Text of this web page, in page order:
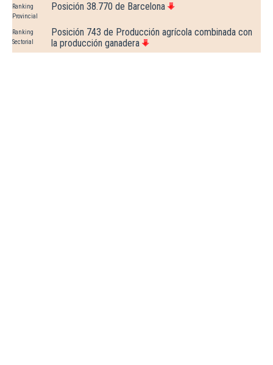
Ranking
Provincial
Posición 38.770 de Barcelona
Ranking
Sectorial
Posición 743 de Producción agrícola combinada con
la producción ganadera